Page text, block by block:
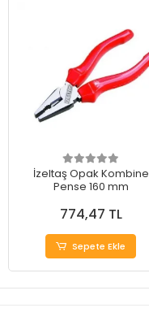
İzeltaş Opak Kombine
Pense 160 mm
774,47 TL
Sepete Ekle